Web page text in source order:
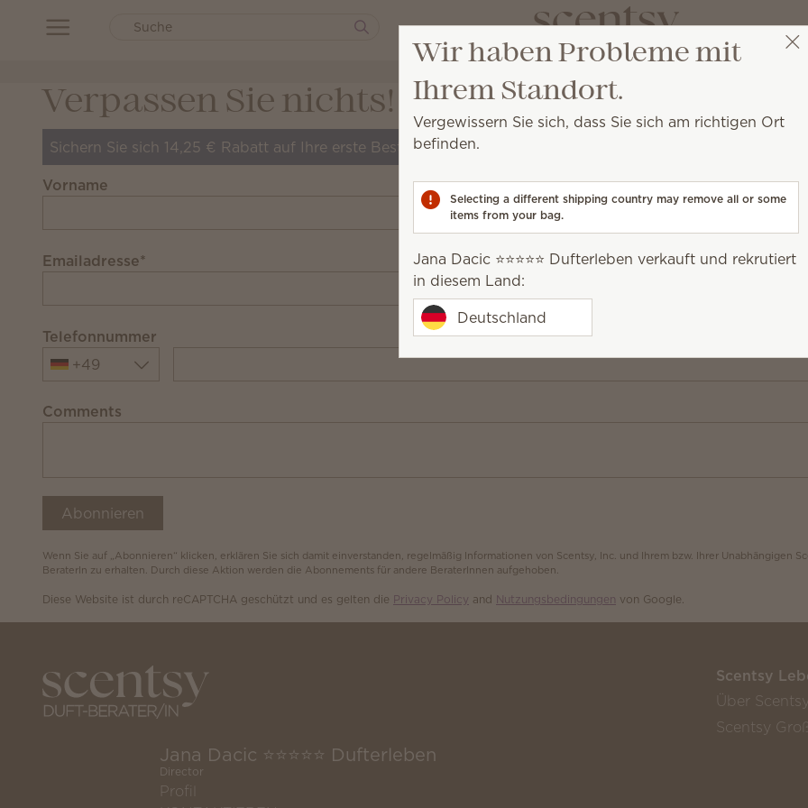
Verpassen Sie nichts!
Sichern Sie sich 14,25 € Rabatt auf Ihre erste Bestellung ab 106 € und erhalten Sie exklusive Updates.
Vorname
Nachname
Emailadresse*
Telefonnummer
+49
Comments
Abonnieren
Wenn Sie auf „Abonnieren“ klicken, erklären Sie sich damit einverstanden, regelmäßig Informationen von Scentsy, Inc. und Ihrem bzw. Ihrer Unabhängigen
BeraterIn zu erhalten. Durch diese Aktion werden die Abonnements für andere BeraterInnen aufgehoben.
Diese Website ist durch reCAPTCHA geschützt und es gelten die Privacy Policy and Nutzungsbedingungen von Google.
Jana Dacic ⭐️⭐️⭐️⭐️⭐️ Dufterleben
Director
Profil
Scentsy
Über Scentsy
Scentsy
Wir haben Probleme mit
Ihrem Standort.
Vergewissern Sie sich, dass Sie sich am richtigen Ort
befinden.
Selecting a different shipping country may remove all or some
items from your bag.
Jana Dacic ⭐️⭐️⭐️⭐️⭐️ Dufterleben verkauft und rekrutiert
in diesem Land:
Deutschland